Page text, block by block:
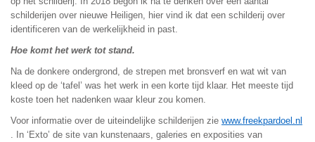
schilderijen over nieuwe Heiligen, hier vind ik dat een schilderij over
identificeren van de werkelijkheid in past.
Hoe komt het werk tot stand.
Na de donkere ondergrond, de strepen met bronsverf en wat wit van
kleed op de ‘tafel’ was het werk in een korte tijd klaar. Het meeste tijd
koste toen het nadenken waar kleur zou komen.
Voor informatie over de uiteindelijke schilderijen zie www.freekpardoel.nl
. In ‘Exto’ de site van kunstenaars, galeries en exposities van